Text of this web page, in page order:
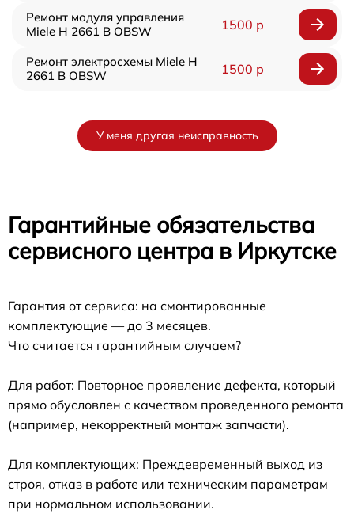
Ремонт модуля управления
Miele H 2661 B OBSW
1500 р
Ремонт электросхемы Miele H
2661 B OBSW
1500 р
У меня другая неисправность
Гарантийные обязательства
сервисного центра в Иркутске
Гарантия от сервиса: на смонтированные
комплектующие — до 3 месяцев.
Что считается гарантийным случаем?
Для работ: Повторное проявление дефекта, который
прямо обусловлен с качеством проведенного ремонта
(например, некорректный монтаж запчасти).
Для комплектующих: Преждевременный выход из
строя, отказ в работе или техническим параметрам
при нормальном использовании.